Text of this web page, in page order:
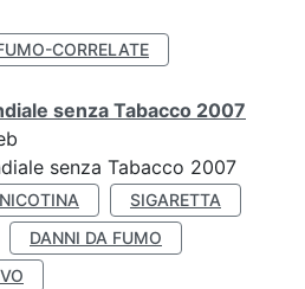
CORRELATE
senza Tabacco 2007
senza Tabacco 2007
NICOTINA
SIGARETTA
DANNI DA FUMO